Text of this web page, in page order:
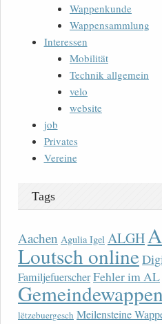
Wappenkunde
Wappensammlung
Interessen
Mobilität
Technik allgemein
velo
website
job
Privates
Vereine
Tags
Aachen Agulia Igel ALGH
Loutsch online
FamiljefuerscherFehler im AL
Gemeindewappen
lëtzebuergesch Meilensteine